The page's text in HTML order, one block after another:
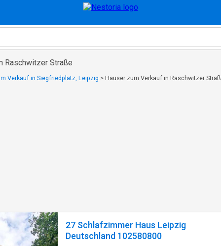
Raschwitzer Straße
Verkauf in Siegfriedplatz, Leipzig > Häuser zum Verkauf in Raschwitzer
27 Schlafzimmer Haus Leipzig
Deutschland 102580800